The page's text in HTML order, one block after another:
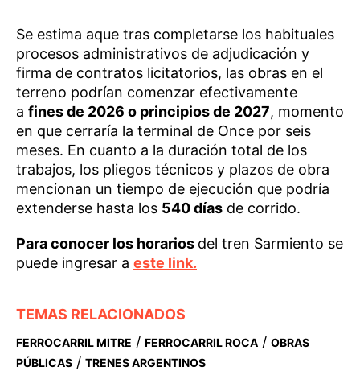
Se estima aque tras completarse los habituales
procesos administrativos de adjudicación y
firma de contratos licitatorios, las obras en el
terreno podrían comenzar efectivamente
a fines de 2026 o principios de 2027, momento
en que cerraría la terminal de Once por seis
meses. En cuanto a la duración total de los
trabajos, los pliegos técnicos y plazos de obra
mencionan un tiempo de ejecución que podría
extenderse hasta los 540 días de corrido.
Para conocer los horarios del tren Sarmiento se
puede ingresar a este link.
TEMAS RELACIONADOS
FERROCARRIL MITRE / FERROCARRIL ROCA / OBRAS
PÚBLICAS / TRENES ARGENTINOS